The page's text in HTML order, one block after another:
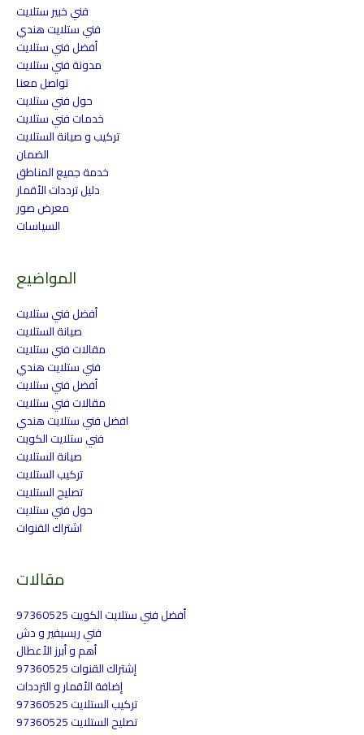
فني خبير ستلايت
فني ستلايت هندي
أفضل فني ستلايت
مدونة فني ستلايت
تواصل معنا
حول فني ستلايت
خدمات فني ستلايت
تركيب و صيانة الستلايت
الضمان
خدمة جميع المناطق
دليل ترددات الأقمار
معرض صور
السياسات
المواضيع
أفضل فني ستلايت
صيانة الستلايت
مقالات فني ستلايت
فني ستلايت هندي
أفضل فني ستلايت
مقالات فني ستلايت
افضل فني ستلايت هندي
فني ستلايت الكويت
صيانة الستلايت
تركيب الستلايت
تصليح الستلايت
حول فني ستلايت
اشتراك القنوات
مقالات
أفضل فني ستلايت الكويت 97360525
فني ريسيفير و دش
أهم و أبرز الأعطال
إشتراك القنوات 97360525
إضافة الأقمار و الترددات
تركيب الستلايت 97360525
تصليح الستلايت 97360525